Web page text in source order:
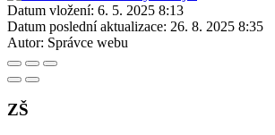
Datum vložení: 6. 5. 2025 8:13
Datum poslední aktualizace: 26. 8. 2025 8:35
Autor: Správce webu
ZŠ